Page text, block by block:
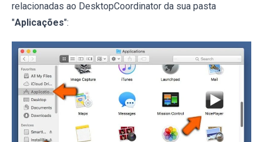
relacionadas ao DesktopCoordinator da sua pasta
"Aplicações":